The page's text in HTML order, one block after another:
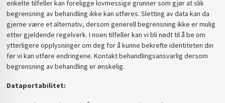
enkelte tilfeller kan foreligge lovmessige grunner som gjør at slik
begrensning av behandling ikke kan utføres. Sletting av data kan da
gjerne være et alternativ, dersom generell begrensning ikke er mulig
etter gjeldende regelverk. I noen tilfeller kan vi bli nødt til å be om
ytterligere opplysninger om deg for å kunne bekrefte identiteten din
før vi kan utføre endringene. Kontakt behandlingsansvarlig dersom
begrensning av behandling er ønskelig.
Dataportabilitet: